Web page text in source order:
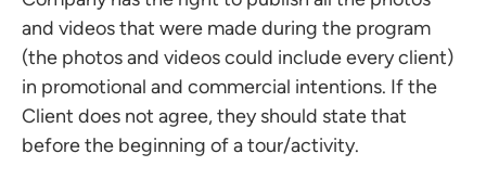
and videos that were made during the program
(the photos and videos could include every client)
in promotional and commercial intentions. If the
Client does not agree, they should state that
before the beginning of a tour/activity.